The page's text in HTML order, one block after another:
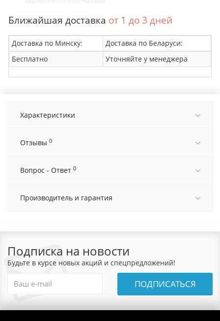
Ближайшая доставка от 1 до 3 дней
Доставка по Минску:
Доставка по Беларуси:
Бесплатно
Уточняйте у менеджера
Характеристики
Отзывы 0
Вопрос - Ответ 0
Производитель и гарантия
Подписка на новости
Будьте в курсе новых акций и спецпредложений!
ПОДПИСАТЬСЯ